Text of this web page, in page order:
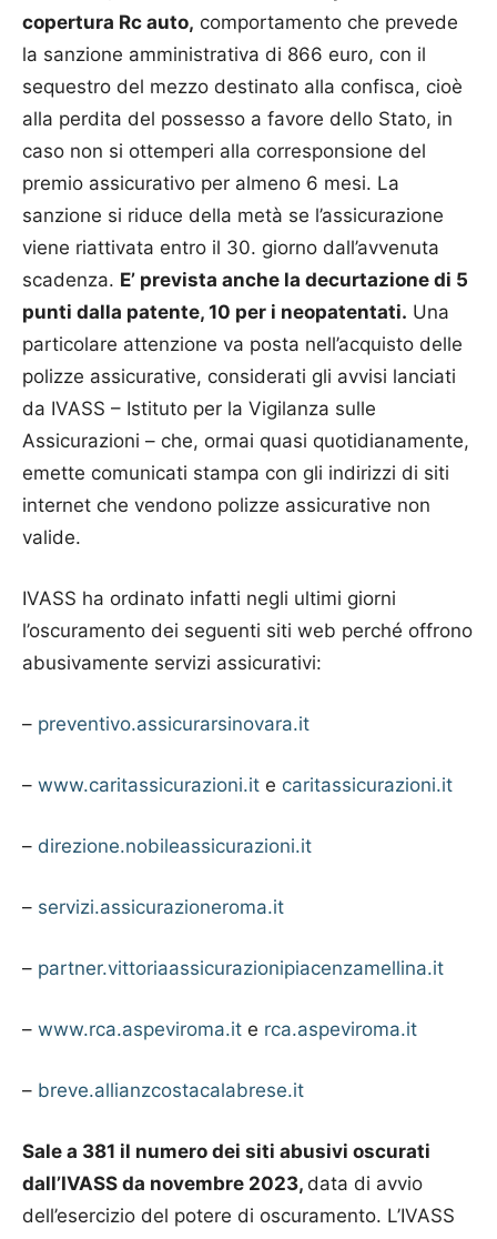
copertura Rc auto, comportamento che prevede
la sanzione amministrativa di 866 euro, con il
sequestro del mezzo destinato alla confisca, cioè
alla perdita del possesso a favore dello Stato, in
caso non si ottemperi alla corresponsione del
premio assicurativo per almeno 6 mesi. La
sanzione si riduce della metà se l’assicurazione
viene riattivata entro il 30. giorno dall’avvenuta
scadenza. E’ prevista anche la decurtazione di 5
punti dalla patente, 10 per i neopatentati. Una
particolare attenzione va posta nell’acquisto delle
polizze assicurative, considerati gli avvisi lanciati
da IVASS – Istituto per la Vigilanza sulle
Assicurazioni – che, ormai quasi quotidianamente,
emette comunicati stampa con gli indirizzi di siti
internet che vendono polizze assicurative non
valide.
IVASS ha ordinato infatti negli ultimi giorni
l’oscuramento dei seguenti siti web perché offrono
abusivamente servizi assicurativi:
– preventivo.assicurarsinovara.it
– www.caritassicurazioni.it e caritassicurazioni.it
– direzione.nobileassicurazioni.it
– servizi.assicurazioneroma.it
– partner.vittoriaassicurazionipiacenzamellina.it
– www.rca.aspeviroma.it e rca.aspeviroma.it
– breve.allianzcostacalabrese.it
Sale a 381 il numero dei siti abusivi oscurati
dall’IVASS da novembre 2023, data di avvio
dell’esercizio del potere di oscuramento. L’IVASS